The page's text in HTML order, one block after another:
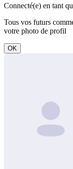
Connecté(e) en tant
Tous vos futurs
votre photo de profil
OK